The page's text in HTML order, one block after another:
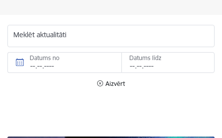
Meklēt aktualitāti
Datums no Datums līdz
Aizvērt